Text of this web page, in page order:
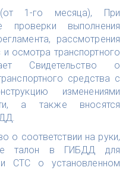
1-го месяца), При
проверки выполнения
рассмотрения
осмотра транспортного
Свидетельство о
средства с
изменениями
а также вносятся
о соответствии на руки,
талон в ГИБДД для
СТС о установленном